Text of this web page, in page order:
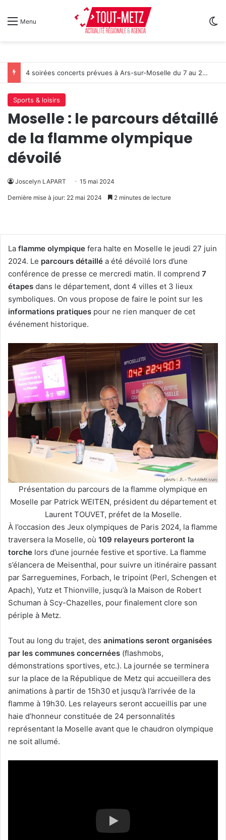
Menu
Metz : J-1 avant le cinéma plein air au Plan d’Eau
Sports & loisirs
Moselle : le parcours détaillé
de la flamme olympique
dévoilé
Joscelyn LAPART 15 mai 2024
Dernière mise à jour: 22 mai 2024 2 minutes de lecture
La flamme olympique fera halte en Moselle le jeudi 27 juin
2024. Le parcours détaillé a été dévoilé lors d’une
conférence de presse ce mercredi matin. Il comprend 7
étapes dans le département, dont 4 villes et 3 lieux
symboliques. On vous propose de faire le point sur les
informations pratiques pour ne rien manquer de cet
événement historique.
Présentation du parcours de la flamme olympique en
Moselle par Patrick WEITEN, président du département et
Laurent TOUVET, préfet de la Moselle.
À l’occasion des Jeux olympiques de Paris 2024, la flamme
traversera la Moselle, où 109 relayeurs porteront la
torche lors d’une journée festive et sportive. La flamme
s’élancera de Meisenthal, pour suivre un itinéraire passant
par Sarreguemines, Forbach, le tripoint (Perl, Schengen et
Apach), Yutz et Thionville, jusqu’à la Maison de Robert
Schuman à Scy-Chazelles, pour finalement clore son
périple à Metz.
Tout au long du trajet, des animations seront organisées
par les communes concernées (flashmobs,
démonstrations sportives, etc.). La journée se terminera
sur la place de la République de Metz qui accueillera des
animations à partir de 15h30 et jusqu’à l’arrivée de la
flamme à 19h30. Les relayeurs seront accueillis par une
haie d’honneur constituée de 24 personnalités
représentant la Moselle avant que le chaudron olympique
ne soit allumé.